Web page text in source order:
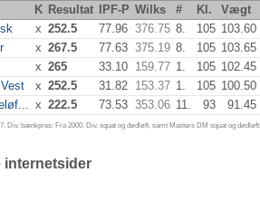
K Resultat IPF-P Wilks # Kl.
Vægt
x 252.5 77.96 376.75 8. 105 103.60
x 267.5 77.63 375.19 8. 105 103.65
x 265 33.10 159.77 1. 105 102.45
x 252.5 31.82 153.37 1. 105 100.50
x 222.5 73.53 353.06 11. 93 91.45
Div. bænkpres: Fra 2000. Div. squat og dødløft, samt Masters DM squat og
internetsider